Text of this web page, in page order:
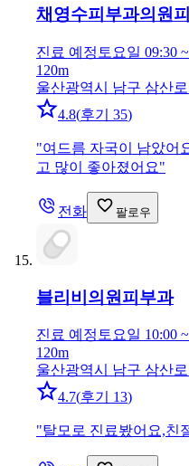
채영수피부과의원
진료 예정 토요일 09:30
120m
울산광역시 남구 삼산
4.8(후기 35)
"여드름 자국이 남았어
고 많이 좋아졌어요"
전화 팔로우
블리비의원 피부과
진료 예정 토요일 10:00
120m
울산광역시 남구 삼산
4.7(후기 13)
"탈모로 진료봤어요,친